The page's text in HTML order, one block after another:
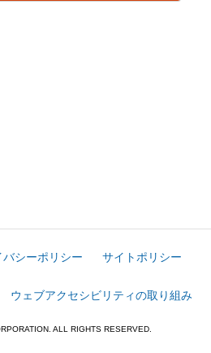
バシーポリシー サイトポリシー
ウェブアクセシビリティの取り組み
ALL RIGHTS RESERVED.